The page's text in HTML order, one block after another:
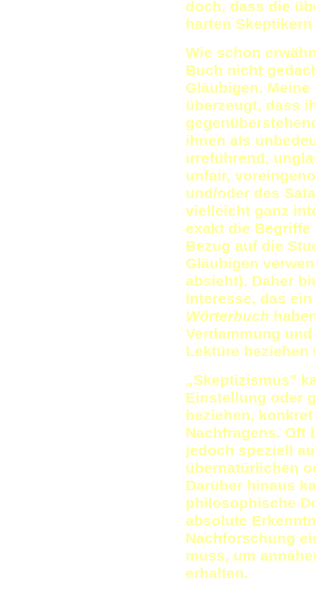
doch, dass die
harten
Wie schon
Buch nicht
Gläubigen.
überzeugt, dass
ihnen als
irreführend,
unfair,
und/oder des
vielleicht ganz
exakt die
Bezug auf die
Gläubigen
absieht). Daher
Interesse, das
Wörterbuch
Verdammung
Lektüre beziehen
„Skeptizismus"
Einstellung oder
beziehen,
Nachfragens. Oft
jedoch speziell
übernatürlichen
Darüber hinaus
philosophische
absolute
Nachforschung
muss, um
erhalten.